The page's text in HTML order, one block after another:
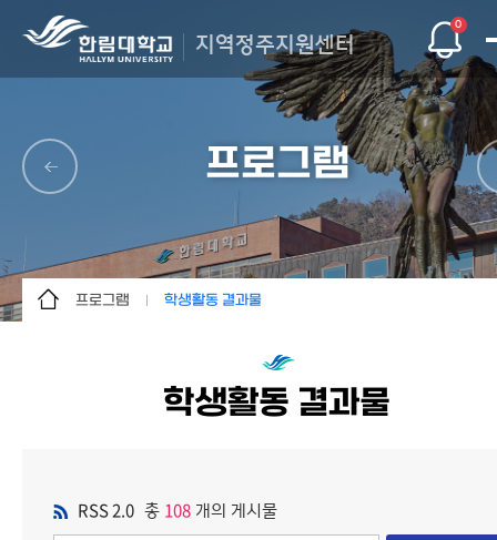
지역정주지원센터
0
프로그램
프로그램 학생활동 결과물
G-Stay 활동
학생활동 결과물
RSS 2.0 총 108 개의 게시물